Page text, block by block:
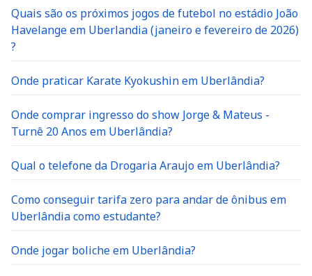
Quais são os próximos jogos de futebol no estádio João
Havelange em Uberlandia (janeiro e fevereiro de 2026)
?
Onde praticar Karate Kyokushin em Uberlândia?
Onde comprar ingresso do show Jorge & Mateus -
Turnê 20 Anos em Uberlândia?
Qual o telefone da Drogaria Araujo em Uberlândia?
Como conseguir tarifa zero para andar de ônibus em
Uberlândia como estudante?
Onde jogar boliche em Uberlândia?